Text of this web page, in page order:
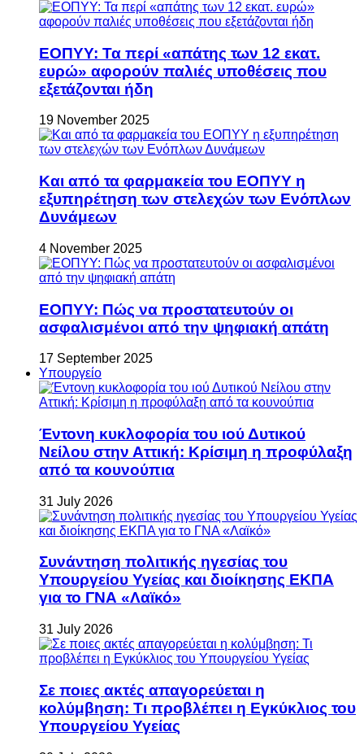
ΕΟΠΥΥ: Τα περί «απάτης των 12 εκατ.
ευρώ» αφορούν παλιές υποθέσεις που
εξετάζονται ήδη
19 November 2025
Και από τα φαρμακεία του ΕΟΠΥΥ η
εξυπηρέτηση των στελεχών των Ενόπλων
Δυνάμεων
4 November 2025
ΕΟΠΥΥ: Πώς να προστατευτούν οι
ασφαλισμένοι από την ψηφιακή απάτη
17 September 2025
Υπουργείο
Έντονη κυκλοφορία του ιού Δυτικού
Νείλου στην Αττική: Κρίσιμη η προφύλαξη
από τα κουνούπια
31 July 2026
Συνάντηση πολιτικής ηγεσίας του
Υπουργείου Υγείας και διοίκησης ΕΚΠΑ
για το ΓΝΑ «Λαϊκό»
31 July 2026
Σε ποιες ακτές απαγορεύεται η
κολύμβηση: Τι προβλέπει η Εγκύκλιος του
Υπουργείου Υγείας